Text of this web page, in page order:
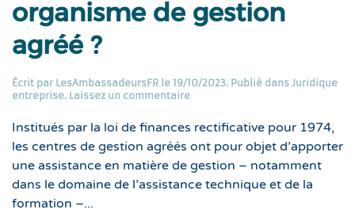
organisme de gestion
agréé ?
Écrit par LesAmbassadeursFR le 19/10/2023. Publié dans Juridique
entreprise. Laissez un commentaire
Institués par la loi de finances rectificative pour 1974,
les centres de gestion agréés ont pour objet d’apporter
une assistance en matière de gestion – notamment
dans le domaine de l’assistance technique et de la
formation –...